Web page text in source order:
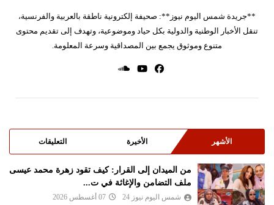
**جريدة شمس اليوم نيوز**: صحيفة إلكترونية ناطقة بالعربية والفرنسية،
تنقل الأخبار الوطنية والدولية بكل حياد وموضوعية، وتهدف إلى تقديم محتوى
متنوع وموثوق يجمع بين المصداقية وسرعة المعلومة.
الأشهر الأخيرة التعليقات
من الميدان إلى القرار: كيف تقود زهرة محمد عيسى
ملف التضامن والإغاثة في ت...
شمس اليوم نيوز 24 07 أغسطس 2026